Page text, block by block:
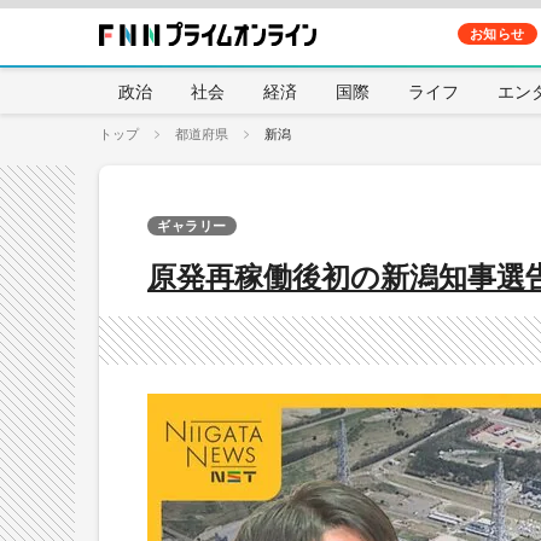
お知らせ
政治 社会 経済 国際 ライフ エン
トップ 都道府県 新潟
原発再稼働後初の新潟知事
ギャラリー